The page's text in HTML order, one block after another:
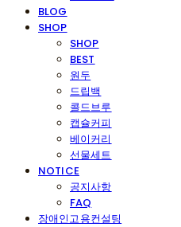
BLOG
SHOP
SHOP
BEST
원두
드립백
콜드브루
캡슐커피
베이커리
선물세트
NOTICE
공지사항
FAQ
장애인고용컨설팅